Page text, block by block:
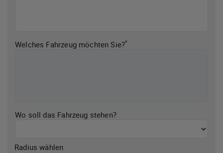
Welches Fahrzeug möchten Sie?*
Wo soll das Fahrzeug stehen?
Radius wählen